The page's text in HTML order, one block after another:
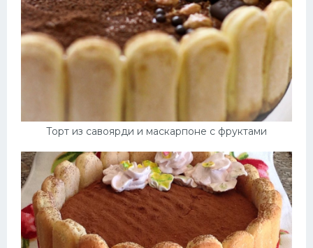
Торт из савоярди и маскарпоне с фруктами